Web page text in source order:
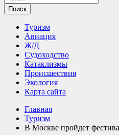
Поиск
Туризм
Авиация
Ж/Д
Судоходство
Катаклизмы
Происшествия
Экология
Карта сайта
Главная
Туризм
В Москве пройдет